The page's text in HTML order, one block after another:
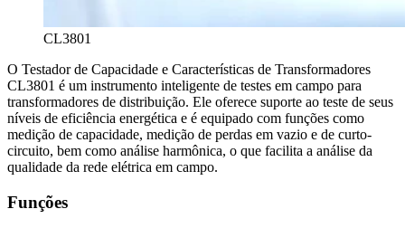
CL3801
O Testador de Capacidade e Características de Transformadores
CL3801 é um instrumento inteligente de testes em campo para
transformadores de distribuição. Ele oferece suporte ao teste de seus
níveis de eficiência energética e é equipado com funções como
medição de capacidade, medição de perdas em vazio e de curto-
circuito, bem como análise harmônica, o que facilita a análise da
qualidade da rede elétrica em campo.
Funções